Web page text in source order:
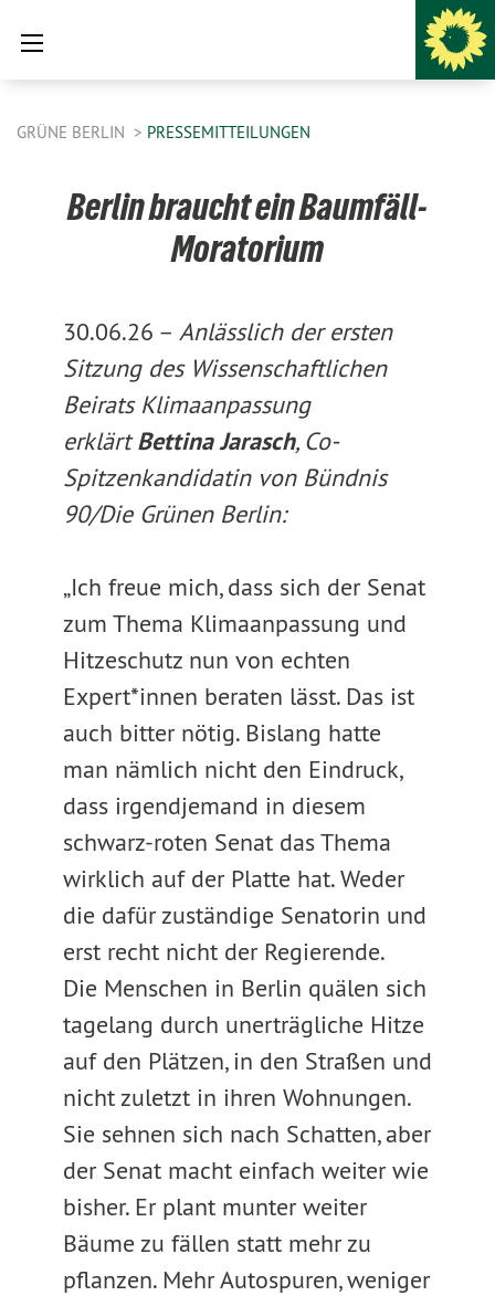
GRÜNE BERLIN PRESSEMITTEILUNGEN
Berlin braucht ein Baumfäll-
Moratorium
30.06.26 – Anlässlich der ersten
Sitzung des Wissenschaftlichen
Beirats Klimaanpassung
erklärtBettina Jarasch, Co-
Spitzenkandidatin von Bündnis
90/Die Grünen Berlin:
„Ich freue mich, dass sich der Senat
zum Thema Klimaanpassung und
Hitzeschutz nun von echten
Expert*innen beraten lässt. Das ist
auch bitter nötig. Bislang hatte
man nämlich nicht den Eindruck,
dass irgendjemand in diesem
schwarz-roten Senat das Thema
wirklich auf der Platte hat. Weder
die dafür zuständige Senatorin und
erst recht nicht der Regierende.
Die Menschen in Berlin quälen sich
tagelang durch unerträgliche Hitze
auf den Plätzen, in den Straßen und
nicht zuletzt in ihren Wohnungen.
Sie sehnen sich nach Schatten, aber
der Senat macht einfach weiter wie
bisher. Er plant munter weiter
Bäume zu fällen statt mehr zu
pflanzen. Mehr Autospuren, weniger